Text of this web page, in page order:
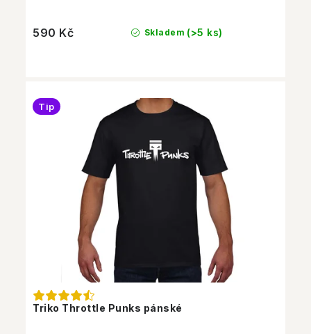
Skladem (>5 ks)
590 Kč
Triko Throttle Punks pánské
Tip